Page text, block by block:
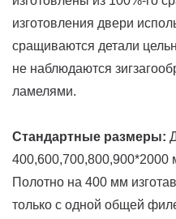
изготовления двери
сращиваются детали
не наблюдаются
ламелями.
Стандартные размеры:
400,600,700,800,900*2000
Полотно на 400 мм
только с одной общей